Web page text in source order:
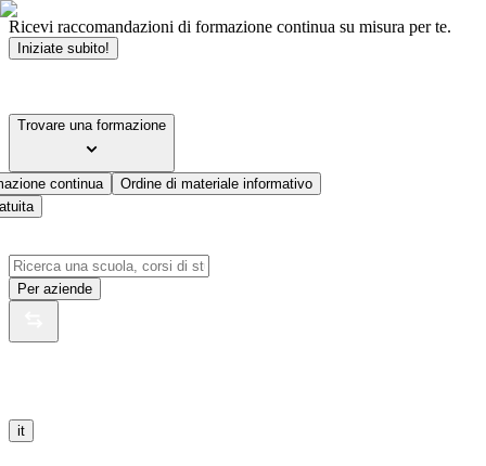
Ricevi raccomandazioni di formazione continua su misura per te.
Iniziate subito!
Trovare una formazione
continua
Ordine di materiale informativo
Per aziende
it